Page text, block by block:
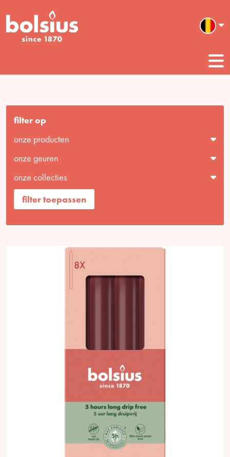
filter op
onze producten
onze geuren
onze collecties
filter toepassen